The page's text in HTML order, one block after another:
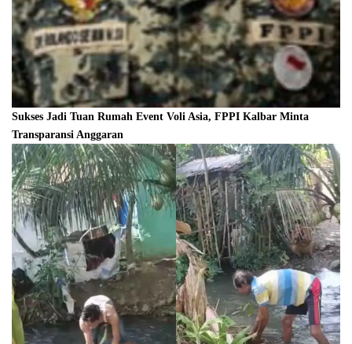
Sukses Jadi Tuan Rumah Event Voli Asia, FPPI Kalbar Minta
Transparansi Anggaran